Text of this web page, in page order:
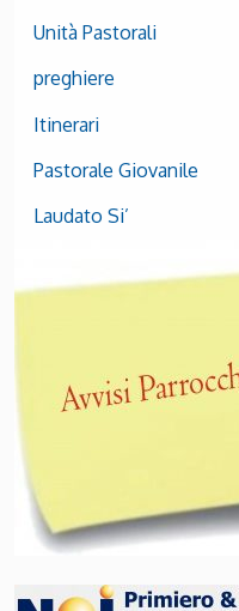
Unità Pastorali
preghiere
Itinerari
Pastorale Giovanile
Laudato Si’